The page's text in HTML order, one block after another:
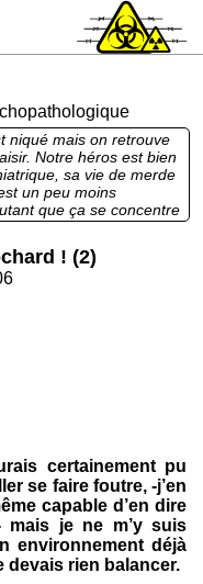
niqué mais on retrouve
Notre héros est bien
sa vie de merde
un peu moins
que ça se concentre
mais ça passe quand
tranche de vie.
! (2)
certainement pu
se faire foutre, -j’en
capable d’en dire
je ne m’y suis
environnement déjà
devais rien balancer.